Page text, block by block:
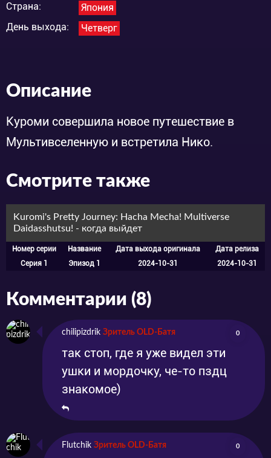
Страна:
Япония
День выхода:
Четверг
Описание
Куроми совершила новое путешествие в
Мультивселенную и встретила Нико.
Смотрите также
Kuromi's Pretty Journey: Hacha Mecha! Multiverse
Daidasshutsu! - когда выйдет
Номер серии Название Дата выхода оригинала
Дата релиза
Серия 1
Эпизод 1 2024-10-31 2024-10-31
Комментарии (8)
chilipizdrik Зритель OLD-Батя 0
так стоп, где я уже видел эти
ушки и мордочку, че-то пздц
знакомое)
Flutchik Зритель OLD-Батя 0